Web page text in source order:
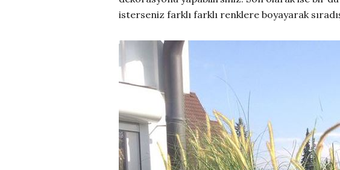
isterseniz farklı farklı renklere boyayarak